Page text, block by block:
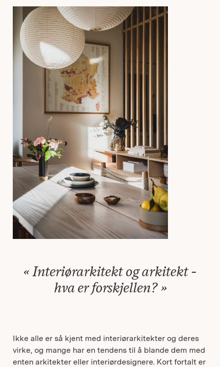
Interiørarkitekt og arkitekt -
hva er forskjellen?
Ikke alle er så kjent med interiørarkitekter og deres
virke, og mange har en tendens til å blande dem med
enten arkitekter eller interiørdesignere. Kort fortalt er